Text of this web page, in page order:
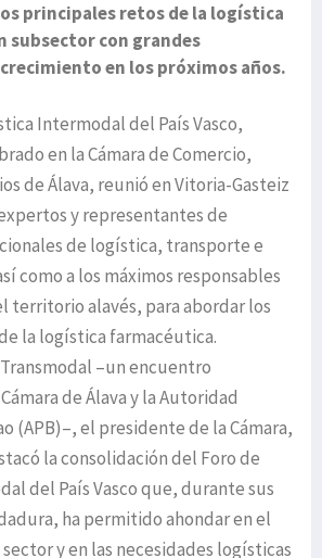
principales retos de la logística
subsector con grandes
en los próximos años.
Intermodal del País Vasco,
en la Cámara de Comercio,
de Álava, reunió en Vitoria-Gasteiz
y representantes de
de logística, transporte e
como a los máximos responsables
territorio alavés, para abordar los
la logística farmacéutica.
­–un encuentro
de Álava y la Autoridad
(APB)–, el presidente de la Cámara,
la consolidación del Foro de
del País Vasco que, durante sus
ha permitido ahondar en el
y en las necesidades logísticas